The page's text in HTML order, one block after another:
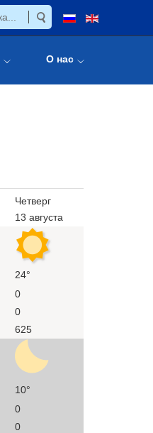
О нас
Четверг
13 августа
24°
0
0
625
10°
0
0